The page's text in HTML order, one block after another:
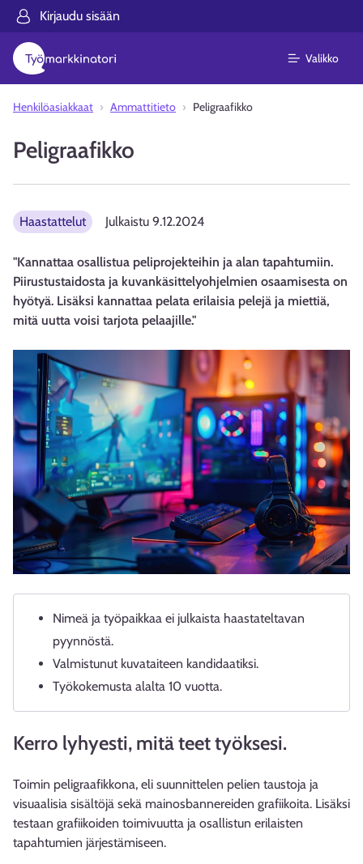
Kirjaudu sisään
Valikko
Henkilöasiakkaat Ammattitieto Peligraafikko
Peligraafikko
Haastattelut Julkaistu 9.12.2024
"Kannattaa osallistua peliprojekteihin ja alan tapahtumiin.
Piirustustaidosta ja kuvankäsittelyohjelmien osaamisesta on
hyötyä. Lisäksi kannattaa pelata erilaisia pelejä ja miettiä,
mitä uutta voisi tarjota pelaajille."
Nimeä ja työpaikkaa ei julkaista haastateltavan
pyynnöstä.
Valmistunut kuvataiteen kandidaatiksi.
Työkokemusta alalta 10 vuotta.
Kerro lyhyesti, mitä teet työksesi.
Toimin peligraafikkona, eli suunnittelen pelien taustoja ja
visuaalisia sisältöjä sekä mainosbannereiden grafiikoita. Lisäksi
testaan grafiikoiden toimivuutta ja osallistun erilaisten
tapahtumien järjestämiseen.